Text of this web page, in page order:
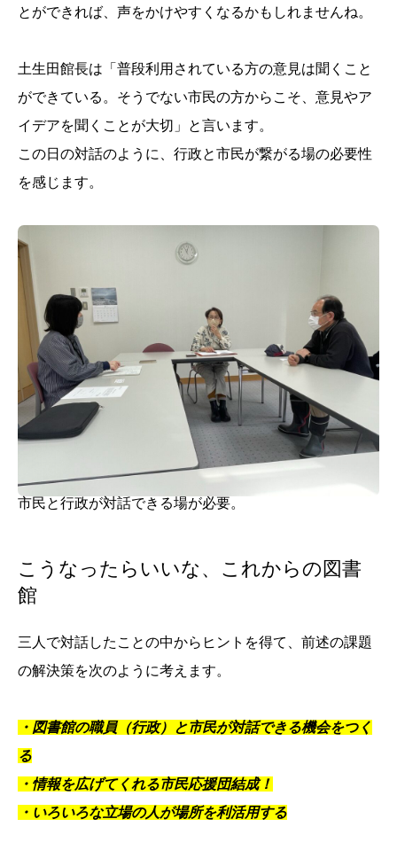
とができれば、声をかけやすくなるかもしれませんね。
土生田館長は「普段利用されている方の意見は聞くこと
ができている。そうでない市民の方からこそ、意見やア
イデアを聞くことが大切」と言います。
この日の対話のように、行政と市民が繋がる場の必要性
を感じます。
市民と行政が対話できる場が必要。
こうなったらいいな、これからの図書
館
三人で対話したことの中からヒントを得て、前述の課題
の解決策を次のように考えます。
・図書館の職員（行政）と市民が対話できる機会をつく
る
・情報を広げてくれる市民応援団結成！
・いろいろな立場の人が場所を利活用する